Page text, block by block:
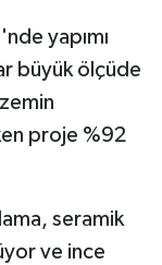
yapımı
büyük ölçüde
proje %92
seramik
ve ince